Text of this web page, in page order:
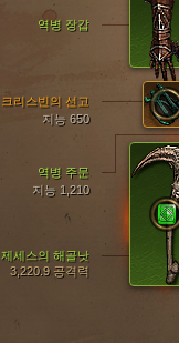
역병 장갑
역병 주문
지능 1,210
제세스의 해골낫
3,220.9 공격력
크리스빈의 선고
지능 650